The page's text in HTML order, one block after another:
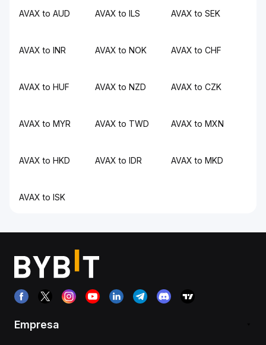
AVAX to AUD AVAX to ILS AVAX to SEK
AVAX to INR AVAX to NOK AVAX to CHF
AVAX to HUF AVAX to NZD AVAX to CZK
AVAX to MYR AVAX to TWD AVAX to MXN
AVAX to HKD AVAX to IDR AVAX to MKD
AVAX to ISK
Empresa